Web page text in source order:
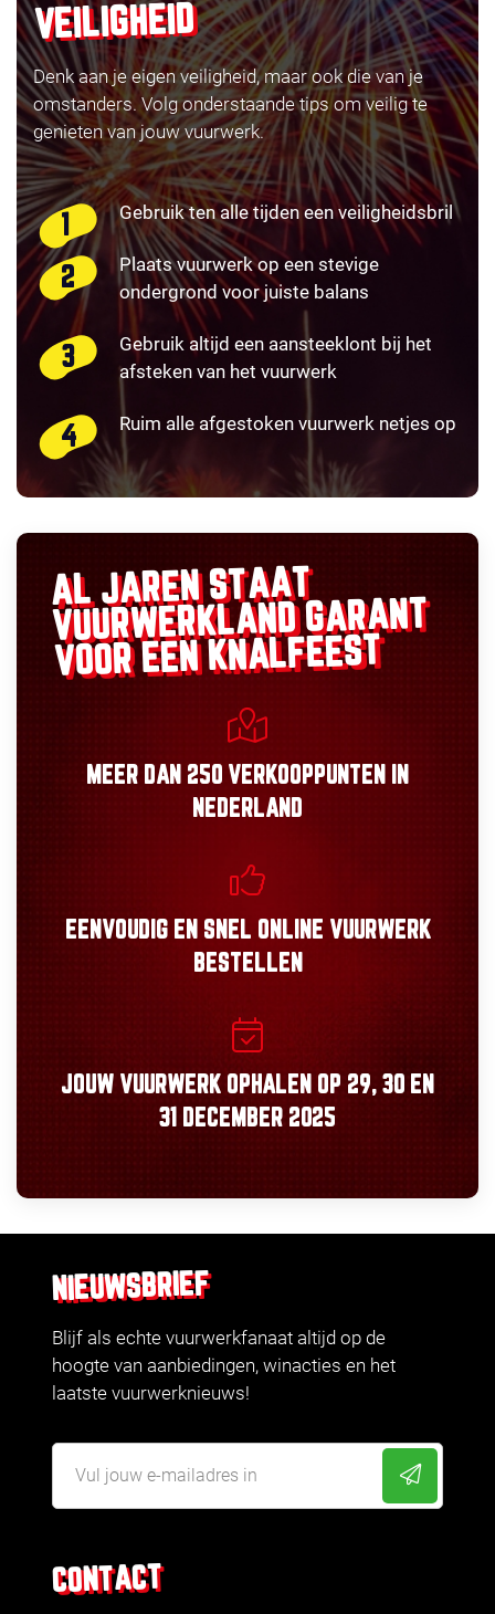
VEILIGHEID
Denk aan je eigen veiligheid, maar ook die van je
omstanders. Volg onderstaande tips om veilig te
genieten van jouw vuurwerk.
Gebruik ten alle tijden een veiligheidsbril
Plaats vuurwerk op een stevige
ondergrond voor juiste balans
Gebruik altijd een aansteeklont bij het
afsteken van het vuurwerk
Ruim alle afgestoken vuurwerk netjes op
AL JAREN STAAT
VUURWERKLANDGARANT
VOOR EEN KNALFEEST
MEER DAN 250 VERKOOPPUNTEN
IN
NEDERLAND
EENVOUDIGEN SNEL ONLINE VUURWERK
BESTELLEN
JOUW VUURWERK OPHALEN OP 29, 30 EN
31 DECEMBER 2025
CONTACT
NIEUWSBRIEF
Blijf als echte vuurwerkfanaat altijd op de
hoogte van aanbiedingen, winacties en het
laatste vuurwerknieuws!